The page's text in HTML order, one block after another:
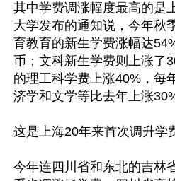
其中学费调涨幅度最高的是
大学发布的通知说，今年秋
育教育的新生学费涨幅达
币；文科新生学费则上涨了
的理工科学费上涨40%，每
济学和文学等比去年上涨
这是上海20年来首次调升学
今年连四川省和东北的吉林